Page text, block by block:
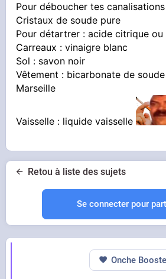
Pour déboucher tes
Cristaux de soude pure
Pour détartrer : acide citrique ou
Carreaux : vinaigre blanc
Sol : savon noir
Vêtement : bicarbonate de
Marseille
Vaisselle : liquide vaisselle
Retou à liste des sujets
Se connecter pour
Onche